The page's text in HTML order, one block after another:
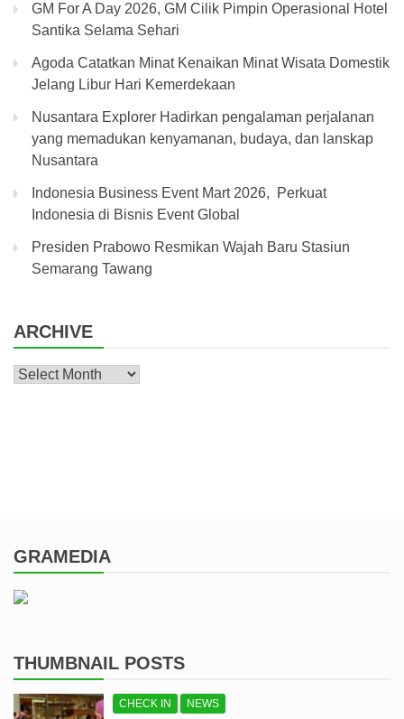
GM For A Day 2026, GM Cilik Pimpin Operasional Hotel
Santika Selama Sehari
Agoda Catatkan Minat Kenaikan Minat Wisata Domestik
Jelang Libur Hari Kemerdekaan
Nusantara Explorer Hadirkan pengalaman perjalanan
yang memadukan kenyamanan, budaya, dan lanskap
Nusantara
Indonesia Business Event Mart 2026, Perkuat
Indonesia di Bisnis Event Global
Presiden Prabowo Resmikan Wajah Baru Stasiun
Semarang Tawang
ARCHIVE
Archive
GRAMEDIA
THUMBNAIL POSTS
CHECK IN NEWS